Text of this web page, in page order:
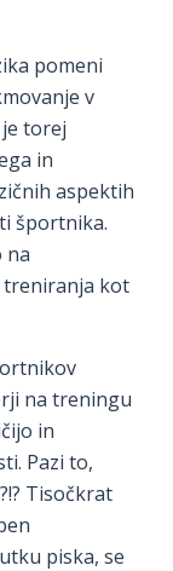
pomeni
v
torej
in
aspektih
športnika.
na
treniranja kot
na treningu
in
Pazi to,
Tisočkrat
piska, se